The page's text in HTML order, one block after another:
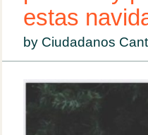
estas
by Ciudadanos